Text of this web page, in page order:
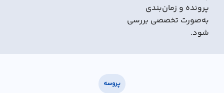
پرونده و زمان‌بندی
به‌صورت تخصصی بررسی
شود.
پروسه